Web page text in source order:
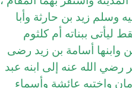
وسلم زيد بن حارثة وأبا
ليأتى ببناته أم كلثوم
وابنها أسامة بن زيد رضى
رضي الله عنه إلى ابنه عبد
واختيه عائشة وأسماء